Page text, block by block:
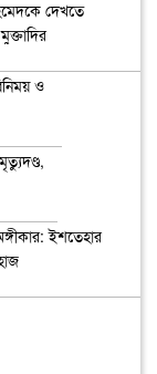
দেখতে
ও
ইশতেহার